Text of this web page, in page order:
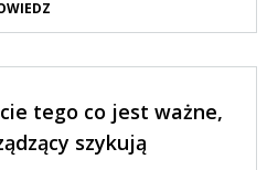
tego co jest ważne,
szykują